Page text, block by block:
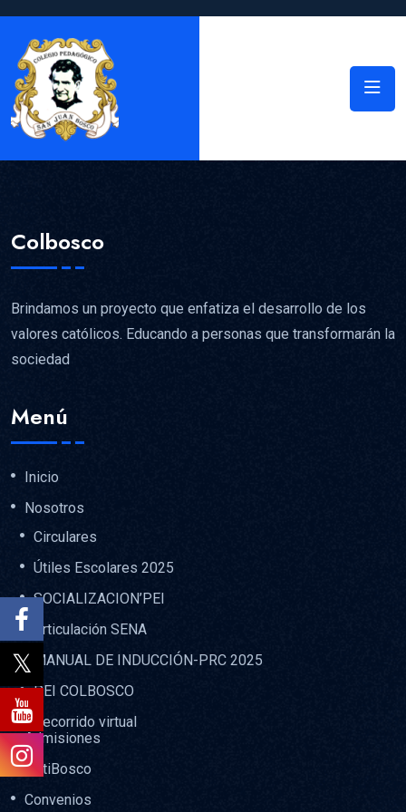
Colbosco
Brindamos un proyecto que enfatiza el desarrollo de los
valores católicos. Educando a personas que transformarán la
sociedad
Menú
Inicio
Nosotros
Circulares
Útiles Escolares 2025
SOCIALIZACION’PEI
Articulación SENA
MANUAL DE INDUCCIÓN-PRC 2025
PEI COLBOSCO
Recorrido virtual
Admisiones
NotiBosco
Convenios